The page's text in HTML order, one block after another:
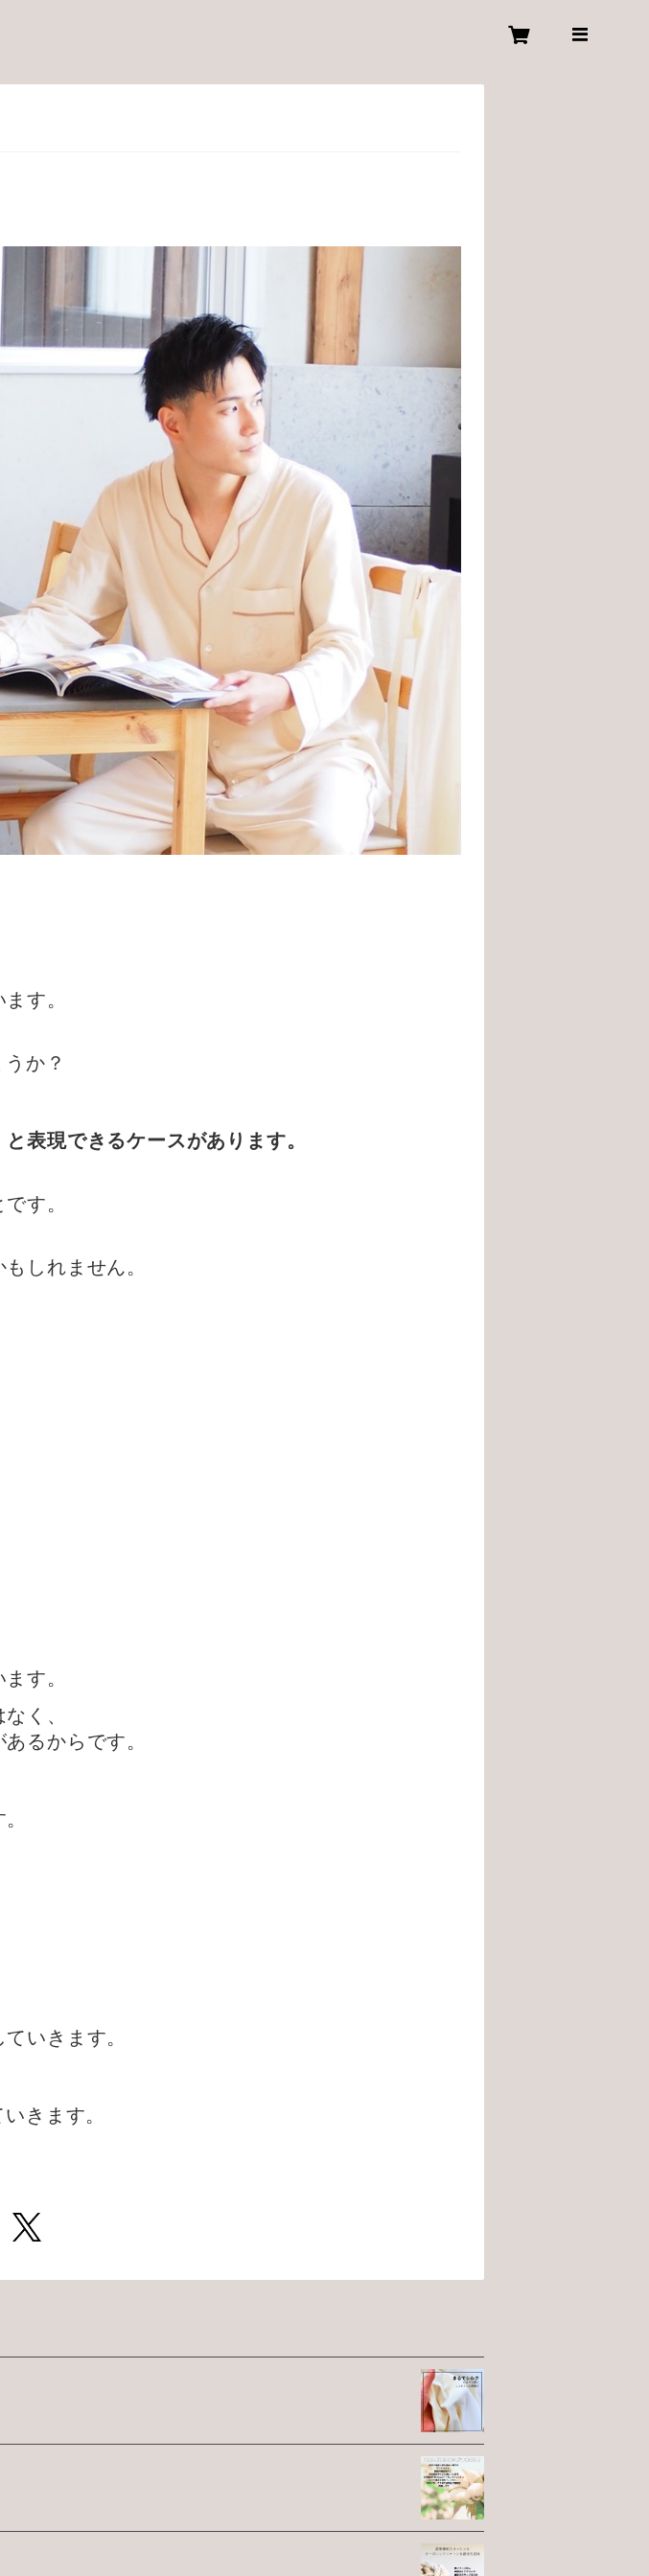
す。
か？
表現できるケースがあります。
す。
しれません。
す。
く、
るからです。
いきます。
きます。